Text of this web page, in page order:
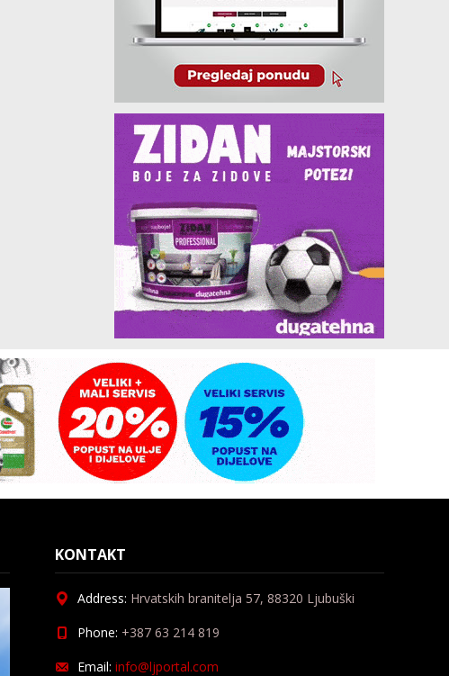
KONTAKT
Address: Hrvatskih branitelja 57, 88320 Ljubuški
Phone: +387 63 214 819
Email: info@ljportal.com